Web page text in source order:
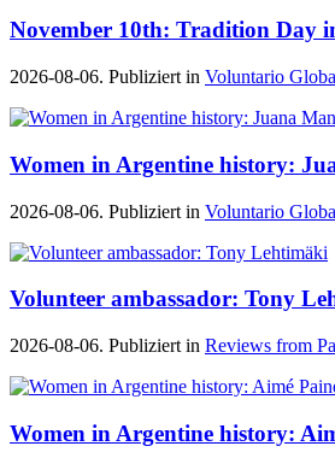
November 10th: Tradition Day
2026-08-06. Publiziert in Voluntario
Women in Argentine history:
2026-08-06. Publiziert in Voluntario
Volunteer ambassador: Tony
2026-08-06. Publiziert in Reviews from
Women in Argentine history: